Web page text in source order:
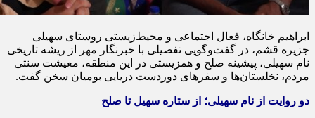
ابراهیم خانگاه، فعال اجتماعی و محیط‌زیستی روستای سهیلی
جزیره قشم، در گفت‌وگویی تفصیلی با خبرنگار مهر از ریشه تاریخی
نام سهیلی، پیشینه صلح و همزیستی در این منطقه، معیشت سنتی
مردم، نخلستان‌ها و سفرهای دوردست دریایی بومیان سخن گفت.
دو روایت از نام سهیلی؛ از ستاره سهیل تا صلح